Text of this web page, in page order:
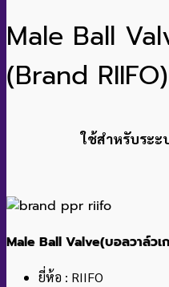
Male Ball
(Brand RIIFO)
ใช้สำหรับระะ
Male Ball Valve(บอลวาล์ว
ยี่ห้อ : RIIFO